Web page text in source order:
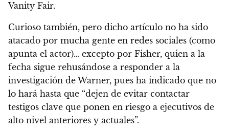
Vanity Fair.
Curioso también, pero dicho artículo no ha sido
atacado por mucha gente en redes sociales (como
apunta el actor)… excepto por Fisher, quien a la
fecha sigue rehusándose a responder a la
investigación de Warner, pues ha indicado que no
lo hará hasta que “dejen de evitar contactar
testigos clave que ponen en riesgo a ejecutivos de
alto nivel anteriores y actuales”.